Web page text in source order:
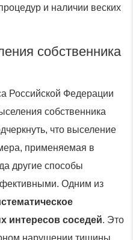
и наличии веских
собственника
Российской Федерации
собственника
что выселение
применяемая в
другие способы
Одним из
интересов соседей. Это
нарушении тишины,